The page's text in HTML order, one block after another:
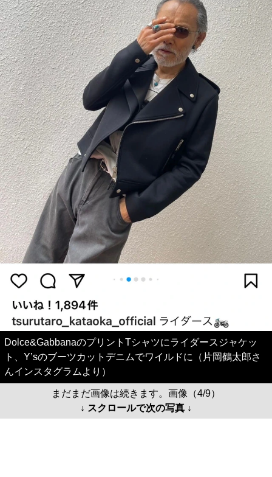
Dolce&GabbanaのプリントTシャツにライダースジャケッ
ト、Y’sのブーツカットデニムでワイルドに（片岡鶴太郎さ
んインスタグラムより）
まだまだ画像は続きます。画像（4/9）
↓ スクロールで次の写真 ↓